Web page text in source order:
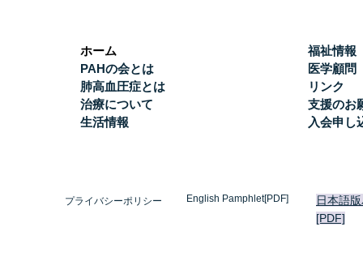
ホーム
PAHの会とは
肺高血圧症とは
治療について
生活情報
福祉情報
医学顧問
リンク
支援のお
入会申し
プライバシーポリシー English Pamphlet[PDF]
日本語
[PDF]